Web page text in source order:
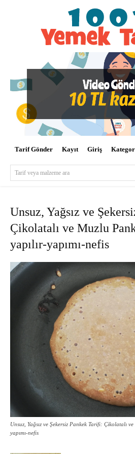
Tarif Gönder Kayıt Giriş
Tarif veya malzeme ara
Unsuz, Yağsız ve
Çikolatalı ve Muzlu
yapılır-yapımı-nefis
Unsuz, Yağsız ve Şekersiz Pankek Tarifi: Çikolatalı
yapımı-nefis